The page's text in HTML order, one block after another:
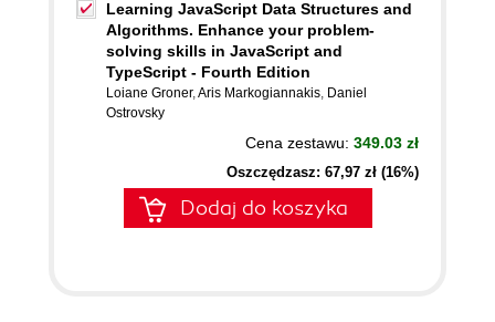
Learning JavaScript Data Structures and
Algorithms. Enhance your problem-
solving skills in JavaScript and
TypeScript - Fourth Edition
Loiane Groner,Aris Markogiannakis, Daniel
Ostrovsky
Cena zestawu: 349.03 zł
Oszczędzasz: 67,97 zł (16%)
Dodaj do koszyka